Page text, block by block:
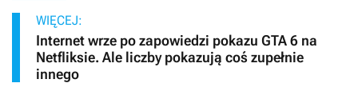
WIĘCEJ:
Internet wrze po zapowiedzi pokazu GTA 6 na
Netfliksie. Ale liczby pokazują coś zupełnie
innego